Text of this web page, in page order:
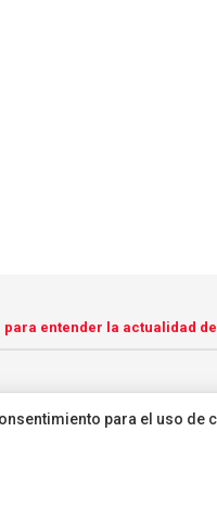
para entender la actualidad
para el uso de